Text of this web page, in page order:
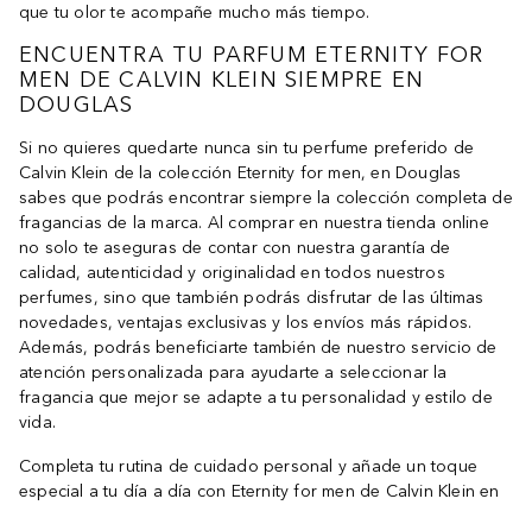
que tu olor te acompañe mucho más tiempo.
ENCUENTRA TU PARFUM ETERNITY FOR
MEN DE CALVIN KLEIN SIEMPRE EN
DOUGLAS
Si no quieres quedarte nunca sin tu perfume preferido de
Calvin Klein de la colección Eternity for men, en Douglas
sabes que podrás encontrar siempre la colección completa de
fragancias de la marca. Al comprar en nuestra tienda online
no solo te aseguras de contar con nuestra garantía de
calidad, autenticidad y originalidad en todos nuestros
perfumes, sino que también podrás disfrutar de las últimas
novedades, ventajas exclusivas y los envíos más rápidos.
Además, podrás beneficiarte también de nuestro servicio de
atención personalizada para ayudarte a seleccionar la
fragancia que mejor se adapte a tu personalidad y estilo de
vida.
Completa tu rutina de cuidado personal y añade un toque
especial a tu día a día con Eternity for men de Calvin Klein en